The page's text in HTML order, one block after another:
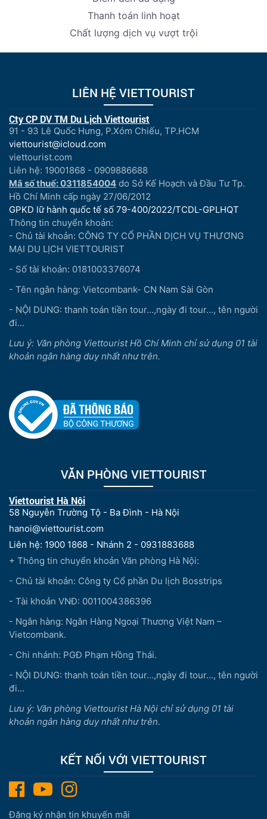
Thanh toán linh hoạt
Chất lượng dịch vụ vượt trội
LIÊN HỆ VIETTOURIST
Cty CP DV TM Du Lịch Viettourist
91 - 93 Lê Quốc Hưng, P.Xóm Chiếu, TP.HCM
viettourist@icloud.com
viettourist.com
Liên hệ: 19001868 - 0909886688
Mã số thuế: 0311854004 do Sở Kế Hoạch và Đầu Tư Tp.
Hồ Chí Minh cấp ngày 27/06/2012
GPKD lữ hành quốc tế số 79-400/2022/TCDL-GPLHQT
Thông tin chuyển khoản:
- Chủ tài khoản: CÔNG TY CỔ PHẦN DỊCH VỤ THƯƠNG
MẠI DU LỊCH VIETTOURIST
- Số tài khoản: 0181003376074
- Tên ngân hàng: Vietcombank- CN Nam Sài Gòn
- NỘI DUNG: thanh toán tiền tour...,ngày đi tour..., tên người
đi...
Lưu ý: Văn phòng Viettourist Hồ Chí Minh chỉ sử dụng 01 tài
khoản ngân hàng duy nhất như trên.
VĂN PHÒNG VIETTOURIST
Viettourist Hà Nội
58 Nguyễn Trường Tộ - Ba Đình - Hà Nội
hanoi@viettourist.com
Liên hệ: 1900 1868 - Nhánh 2 - 0931883688
+ Thông tin chuyển khoản Văn phòng Hà Nội:
- Chủ tài khoản: Công ty Cổ phần Du lịch Bosstrips
- Tài khoản VNĐ: 0011004386396
- Ngân hàng: Ngân Hàng Ngoại Thương Việt Nam –
Vietcombank.
- Chi nhánh: PGĐ Phạm Hồng Thái.
- NỘI DUNG: thanh toán tiền tour...,ngày đi tour..., tên người
đi...
Lưu ý: Văn phòng Viettourist Hà Nội chỉ sử dụng 01 tài
khoản ngân hàng duy nhất như trên.
KẾT NỐI VỚI VIETTOURIST
Đăng ký nhận tin khuyến mãi